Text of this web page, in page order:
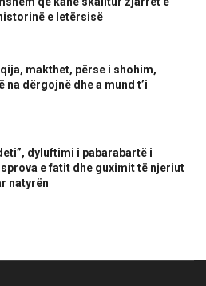
e letërsisë
makthet, përse i shohim,
na dërgojnë dhe a mund t’i
dyluftimi i pabarabartë i
e fatit dhe guximit të njeriut
natyrën